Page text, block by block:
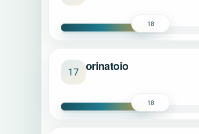
18
17 orinatoio
18